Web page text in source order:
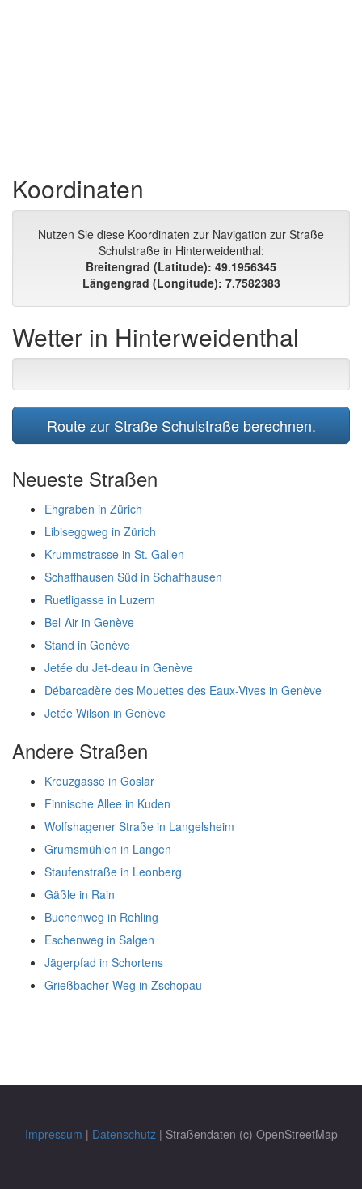
Koordinaten
Nutzen Sie diese Koordinaten zur Navigation zur Straße
Schulstraße in Hinterweidenthal:
Breitengrad (Latitude): 49.1956345
Längengrad (Longitude): 7.7582383
Wetter in Hinterweidenthal
Route zur Straße Schulstraße berechnen.
Neueste Straßen
Ehgraben in Zürich
Libiseggweg in Zürich
Krummstrasse in St. Gallen
Schaffhausen Süd in Schaffhausen
Ruetligasse in Luzern
Bel-Air in Genève
Stand in Genève
Jetée du Jet-deau in Genève
Débarcadère des Mouettes des Eaux-Vives in Genève
Jetée Wilson in Genève
Andere Straßen
Kreuzgasse in Goslar
Finnische Allee in Kuden
Wolfshagener Straße in Langelsheim
Grumsmühlen in Langen
Staufenstraße in Leonberg
Gäßle in Rain
Buchenweg in Rehling
Eschenweg in Salgen
Jägerpfad in Schortens
Grießbacher Weg in Zschopau
Impressum | Datenschutz| Straßendaten (c) OpenStreetMap